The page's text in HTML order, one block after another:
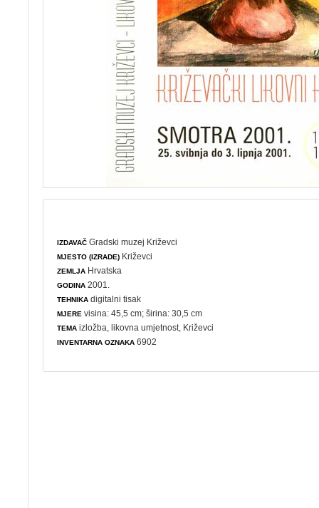
IZDAVAČ Gradski muzej Križevci
MJESTO (IZRADE) Križevci
ZEMLJA Hrvatska
GODINA 2001.
TEHNIKA digitalni tisak
MJERE visina: 45,5 cm; širina: 30,5 cm
TEMA izložba ,likovna umjetnost , Križevci
INVENTARNA OZNAKA 6902